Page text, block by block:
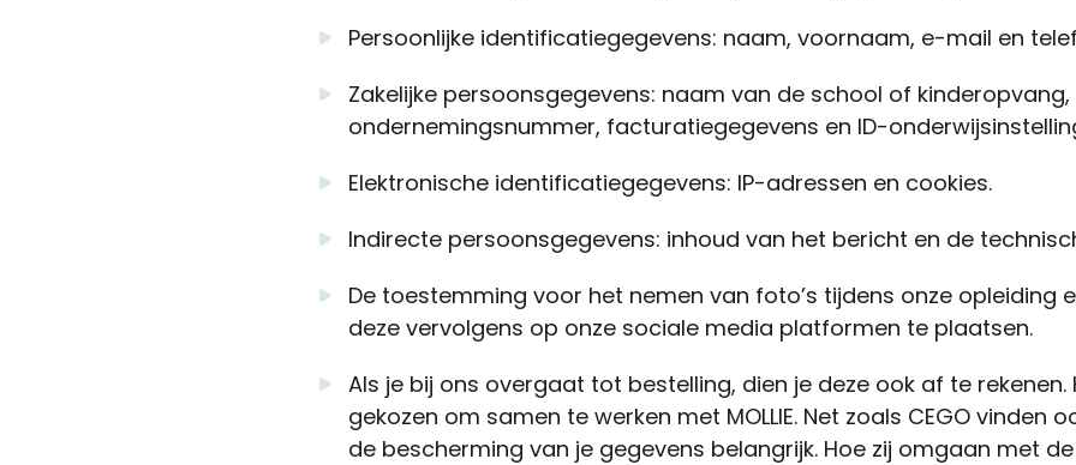
Persoonlijke identificatiegegevens: naam, voornaam, e-mail en
Zakelijke persoonsgegevens: naam van de school of
ondernemingsnummer, facturatiegegevens en ID-
Elektronische identificatiegegevens: IP-adressen en cookies.
Indirecte persoonsgegevens: inhoud van het bericht en de
De toestemming voor het nemen van foto’s tijdens onze opleiding
deze vervolgens op onze sociale media platformen te plaatsen.
Als je bij ons overgaat tot bestelling, dien je deze ook af te rekenen.
gekozen om samen te werken met MOLLIE. Net zoals CEGO vinden
de bescherming van je gegevens belangrijk. Hoe zij omgaan met